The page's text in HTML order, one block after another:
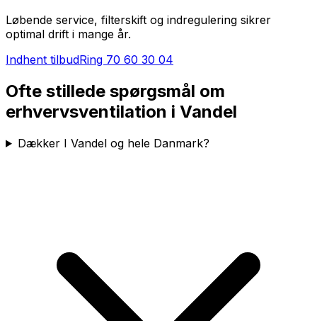
Løbende service, filterskift og indregulering sikrer
optimal drift i mange år.
Indhent tilbudRing 70 60 30 04
Ofte stillede spørgsmål om
erhvervsventilation i Vandel
Dækker I Vandel og hele Danmark?